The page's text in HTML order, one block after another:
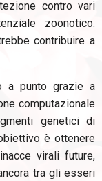
contro vari
zoonotico.
contribuire a
a punto grazie a
computazionale
genetici di
è ottenere
virali future,
tra gli esseri